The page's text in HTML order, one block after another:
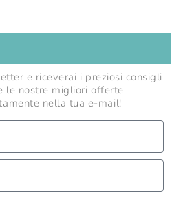
e riceverai i preziosi consigli
le nostre migliori offerte
nella tua e-mail!